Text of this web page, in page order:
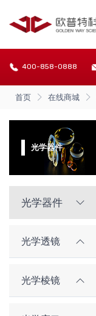
400-858-0888
首页 在线商城
光学器件
光学器件
光学透镜
光学棱镜